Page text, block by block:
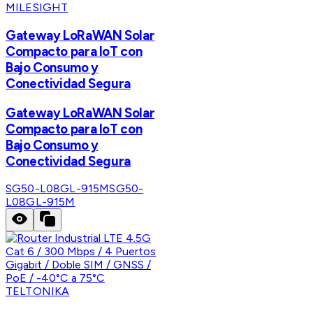
MILESIGHT
Gateway LoRaWAN Solar
Compacto para IoT con
Bajo Consumo y
Conectividad Segura
Gateway LoRaWAN Solar
Compacto para IoT con
Bajo Consumo y
Conectividad Segura
SG50-L08GL-915MSG50-
L08GL-915M
TELTONIKA